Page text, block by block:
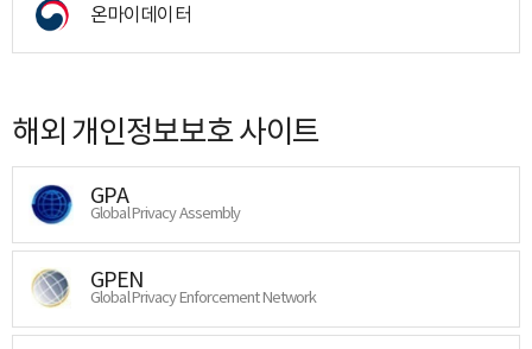
온마이데이터
해외 개인정보보호 사이트
GPA
Global Privacy Assembly
GPEN
Global Privacy Enforcement Network